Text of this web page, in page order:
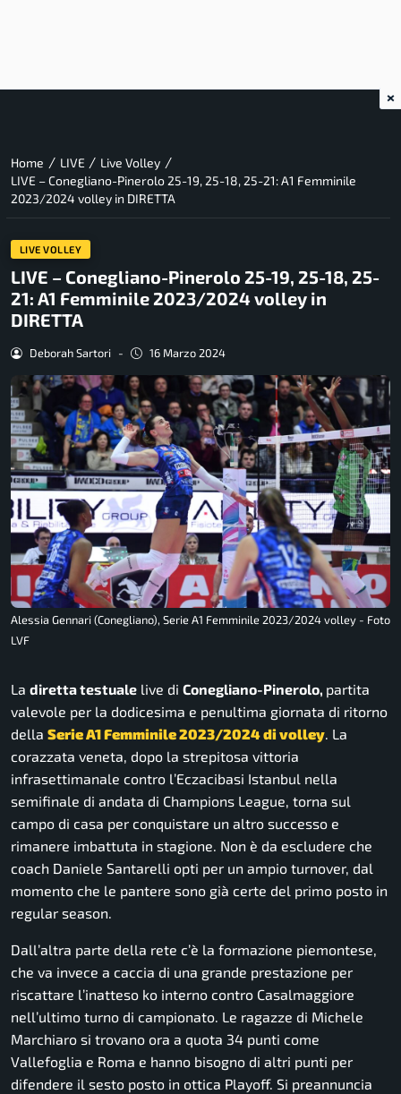
Home / LIVE / Live Volley /
LIVE – Conegliano-Pinerolo 25-19, 25-18, 25-21: A1 Femminile
2023/2024 volley in DIRETTA
LIVE VOLLEY
LIVE – Conegliano-Pinerolo 25-19, 25-18, 25-
21: A1 Femminile 2023/2024 volley in
DIRETTA
Deborah Sartori - 16 Marzo 2024
Alessia Gennari (Conegliano), Serie A1 Femminile 2023/2024 volley - Foto
LVF
La diretta testuale live di Conegliano-Pinerolo, partita
valevole per la dodicesima e penultima giornata di ritorno
della Serie A1 Femminile 2023/2024 di volley. La
corazzata veneta, dopo la strepitosa vittoria
infrasettimanale contro l’Eczacibasi Istanbul nella
semifinale di andata di Champions League, torna sul
campo di casa per conquistare un altro successo e
rimanere imbattuta in stagione. Non è da escludere che
coach Daniele Santarelli opti per un ampio turnover, dal
momento che le pantere sono già certe del primo posto in
regular season.
Dall’altra parte della rete c’è la formazione piemontese,
che va invece a caccia di una grande prestazione per
riscattare l’inatteso ko interno contro Casalmaggiore
nell’ultimo turno di campionato. Le ragazze di Michele
Marchiaro si trovano ora a quota 34 punti come
Vallefoglia e Roma e hanno bisogno di altri punti per
difendere il sesto posto in ottica Playoff. Si preannuncia
×